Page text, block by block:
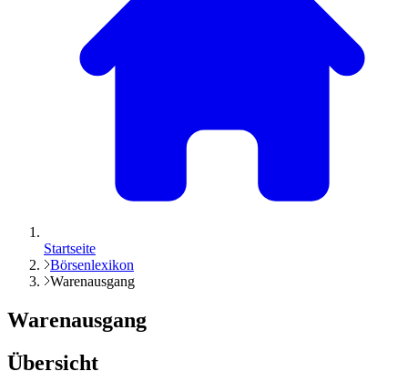
Startseite
Börsenlexikon
Warenausgang
Warenausgang
Übersicht